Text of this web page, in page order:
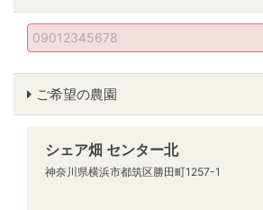
ご希望の農園
シェア畑 センター北
神奈川県横浜市都筑区勝田町1257-1